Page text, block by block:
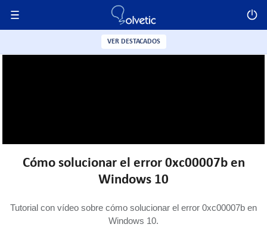
Cómo solucionar el error 0xc00007b en
Windows 10
Tutorial con vídeo sobre cómo solucionar el error 0xc00007b en
Windows 10.
VER DESTACADOS